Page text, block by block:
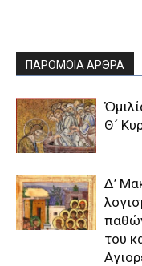
ΠΑΡΟΜΟΙΑ ΑΡΘΡΑ
Θ´
Δ’
του